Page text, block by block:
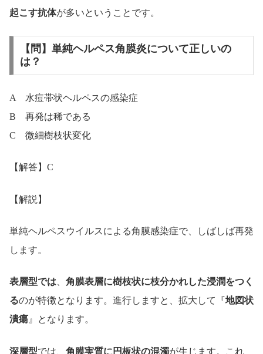
起こす抗体が多いということです。
【問】単純ヘルペス角膜炎について正しいの
は？
A 水痘帯状ヘルペスの感染症
B 再発は稀である
C 微細樹枝状変化
【解答】C
【解説】
単純ヘルペスウイルスによる角膜感染症で、しばしば再発
します。
表層型では、 角膜表層に樹枝状に枝分かれした浸潤をつく
るのが特徴となります。進行しますと、拡大して『地図状
潰瘍』となります。
深層型では、 角膜実質に円板状の混濁が生じます。これ